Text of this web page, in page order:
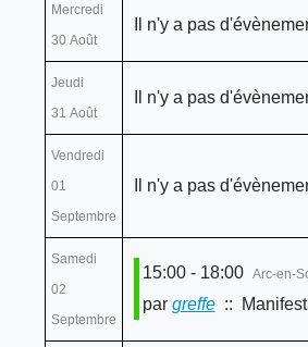
Mercredi
30 Août
Il n'y a pas
Jeudi
31 Août
Il n'y a pas
Vendredi
01
Septembre
Il n'y a pas
Samedi
02
Septembre
15:00 - 18:00 Arc-en-
par greffe::